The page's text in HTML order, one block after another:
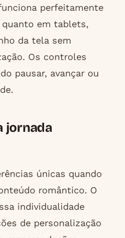
perfeitamente
em tablets,
da tela sem
Os controles
pausar, avançar ou
jornada
únicas quando
romântico. O
individualidade
de personalização